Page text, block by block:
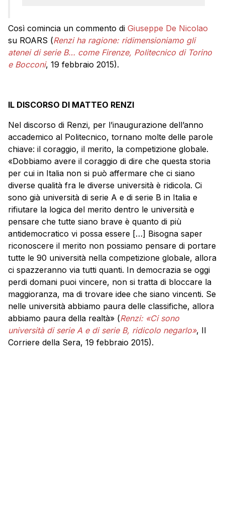
Così comincia un commento di Giuseppe De Nicolao
su ROARS (Renzi ha ragione: ridimensioniamo gli
atenei di serie B… come Firenze, Politecnico di Torino
e Bocconi, 19 febbraio 2015).
IL DISCORSO DI MATTEO RENZI
Nel discorso di Renzi, per l’inaugurazione dell’anno
accademico al Politecnico, tornano molte delle parole
chiave: il coraggio, il merito, la competizione globale.
«Dobbiamo avere il coraggio di dire che questa storia
per cui in Italia non si può affermare che ci siano
diverse qualità fra le diverse università è ridicola. Ci
sono già università di serie A e di serie B in Italia e
rifiutare la logica del merito dentro le università e
pensare che tutte siano brave è quanto di più
antidemocratico vi possa essere […] Bisogna saper
riconoscere il merito non possiamo pensare di portare
tutte le 90 università nella competizione globale, allora
ci spazzeranno via tutti quanti. In democrazia se oggi
perdi domani puoi vincere, non si tratta di bloccare la
maggioranza, ma di trovare idee che siano vincenti. Se
nelle università abbiamo paura delle classifiche, allora
abbiamo paura della realtà» (Renzi: «Ci sono
università di serie A e di serie B, ridicolo negarlo», Il
Corriere della Sera, 19 febbraio 2015).